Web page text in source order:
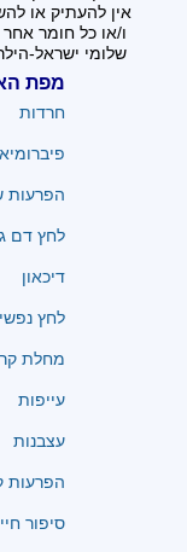
אין להעתיק או
ו/או כל חומר
שלומי ישראל-
מפת
חרדות
הפרעות
לחץ דם
דיכאון
לחץ נפשי
מחלת
עייפות
עצבנות
הפרעות
סיפור